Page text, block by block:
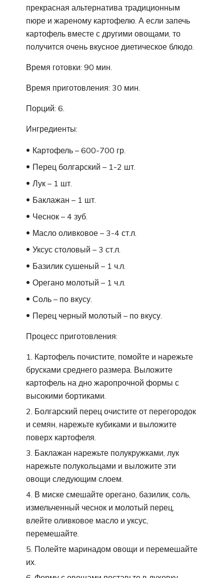
прекрасная альтернатива традиционным
пюре и жареному картофелю. А если запечь
картофель вместе с другими овощами, то
получится очень вкусное диетическое блюдо.
Время готовки: 90 мин.
Время приготовления: 30 мин.
Порций: 6.
Ингредиенты:
Картофель – 600-700 гр.
Перец болгарский – 1-2 шт.
Лук – 1 шт.
Баклажан – 1 шт.
Чеснок – 4 зуб.
Масло оливковое – 3-4 ст.л.
Уксус столовый – 3 ст.л.
Базилик сушеный – 1 ч.л.
Орегано молотый – 1 ч.л.
Соль – по вкусу.
Перец черный молотый – по вкусу.
Процесс приготовления:
Картофель почистите, помойте и нарежьте
брусками среднего размера. Выложите
картофель на дно жаропрочной формы с
высокими бортиками.
Болгарский перец очистите от перегородок
и семян, нарежьте кубиками и выложите
поверх картофеля.
Баклажан нарежьте полукружками, лук
нарежьте полукольцами и выложите эти
овощи следующим слоем.
В миске смешайте орегано, базилик, соль,
измельченный чеснок и молотый перец,
влейте оливковое масло и уксус,
перемешайте.
Полейте маринадом овощи и перемешайте
их.